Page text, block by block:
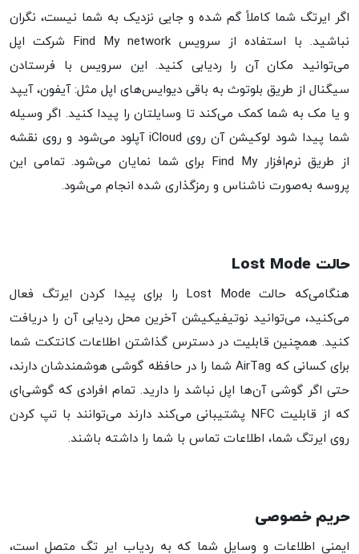
اگر ایرتگ شما کاملاً گم شده و جایی نزدیک به شما نیست، نگران
نباشید. با استفاده از سرویس Find My network شرکت اپل
می‌توانید مکان آن را ردیابی کنید. این سرویس با فرستادن
سیگنال از طریق بلوتوث به باقی دیوایس‌های اپل مثل: آیفون، آیپد
و یا مک به شما کمک می‌کند تا وسایلتان را پیدا کنید. اگر وسیله
شما پیدا شود لوکیشن آن روی iCloud آپلود می‌شود و روی نقشه
از طریق نرم‌افزار Find My برای شما نمایان می‌شود. تمامی این
پروسه به‌صورت ناشناس و رمزگذاری شده انجام می‌شود.
حالت Lost Mode
هنگامی‌که حالت Lost Mode را برای پیدا کردن ایرتگ فعال
می‌کنید، می‌توانید نوتیفیکیشن آخرین محل ردیابی آن را دریافت
کنید. همچنین قابلیت در دسترس گذاشتن اطلاعات کانتکت شما
برای کسانی که AirTag شما را در حافظه گوشی هوشمندشان دارند،
حتی اگر گوشی آن‌ها اپل نباشد را دارید. تمام افرادی که گوشی‌ای
که از قابلیت NFC پشتیبانی می‌کند دارند می‌توانند با تپ کردن
روی ایرتگ شما، اطلاعات تماس با شما را داشته باشند.
حریم خصوصی
ایمنی اطلاعات و وسایل شما که به ردیاب ایر تگ متصل است،